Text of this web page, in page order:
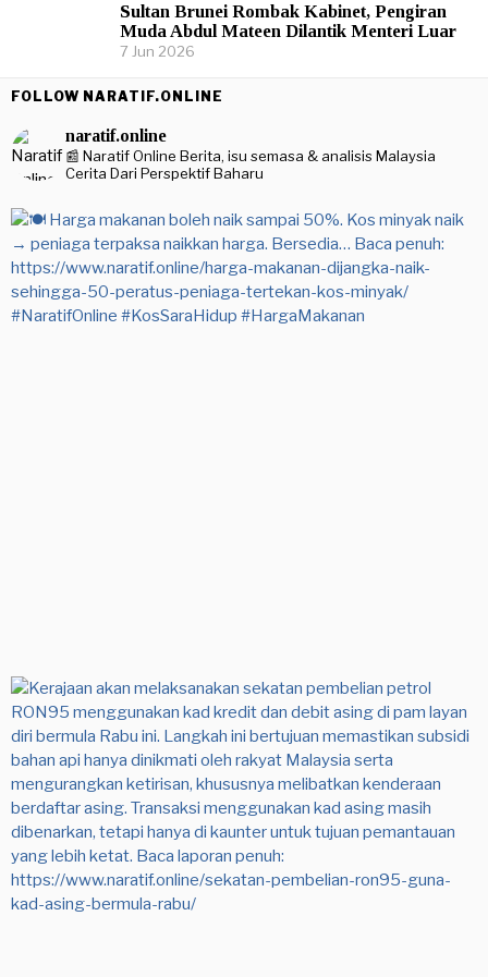
Sultan Brunei Rombak Kabinet, Pengiran
Muda Abdul Mateen Dilantik Menteri Luar
7 Jun 2026
FOLLOW NARATIF.ONLINE
naratif.online
📰 Naratif Online Berita, isu semasa & analisis Malaysia
Cerita Dari Perspektif Baharu